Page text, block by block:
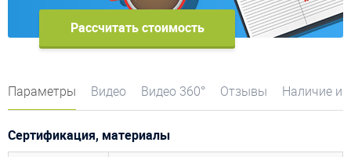
Рассчитать стоимость
Параметры Видео Видео 360° Отзывы Наличие и
Сертификация, материалы